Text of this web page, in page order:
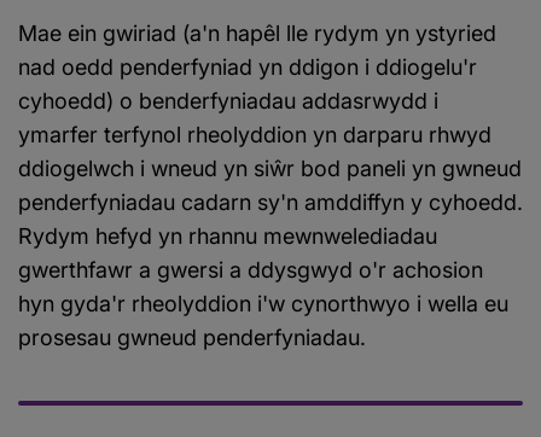
Mae ein gwiriad (a'n hapêl lle rydym yn ystyried
nad oedd penderfyniad yn ddigon i ddiogelu'r
cyhoedd) o benderfyniadau addasrwydd i
ymarfer terfynol rheolyddion yn darparu rhwyd
ddiogelwch i wneud yn siŵr bod paneli yn gwneud
penderfyniadau cadarn sy'n amddiffyn y cyhoedd.
Rydym hefyd yn rhannu mewnwelediadau
gwerthfawr a gwersi a ddysgwyd o'r achosion
hyn gyda'r rheolyddion i'w cynorthwyo i wella eu
prosesau gwneud penderfyniadau.